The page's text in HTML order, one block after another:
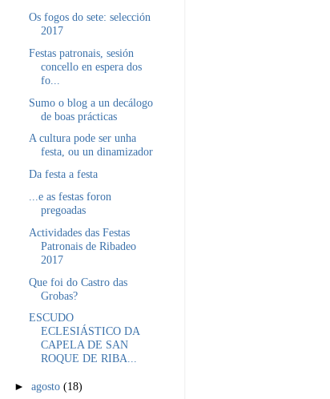
Os fogos do sete: selección
2017
Festas patronais, sesión
concello en espera dos
fo...
Sumo o blog a un decálogo
de boas prácticas
A cultura pode ser unha
festa, ou un dinamizador
Da festa a festa
...e as festas foron
pregoadas
Actividades das Festas
Patronais de Ribadeo
2017
Que foi do Castro das
Grobas?
ESCUDO
ECLESIÁSTICO DA
CAPELA DE SAN
ROQUE DE RIBA...
►agosto(18)